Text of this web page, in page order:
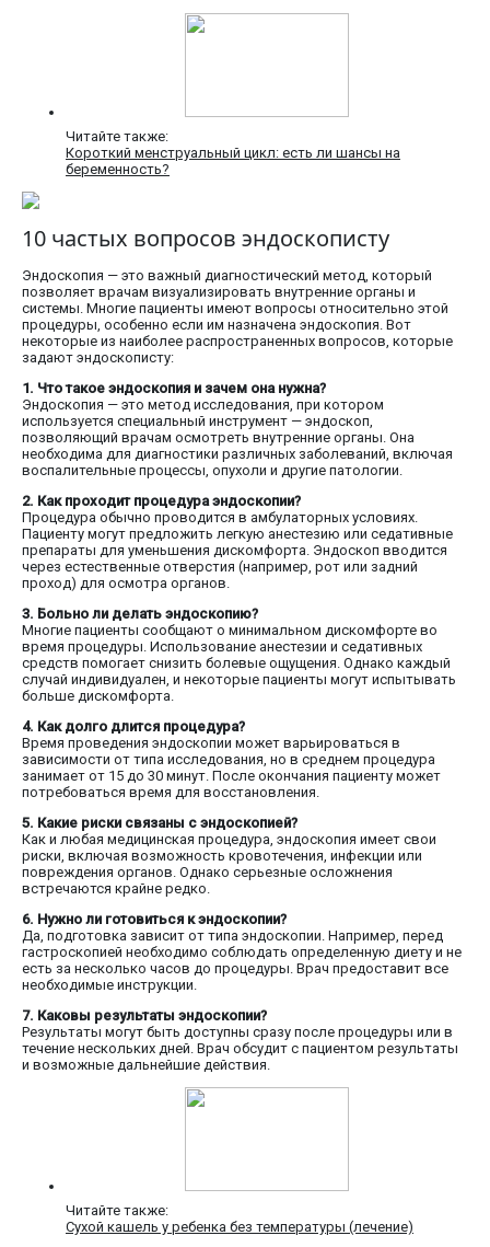
Читайте также:
Короткий менструальный цикл: есть ли шансы на
беременность?
10 частых вопросов эндоскописту
Эндоскопия — это важный диагностический метод, который
позволяет врачам визуализировать внутренние органы и
системы. Многие пациенты имеют вопросы относительно этой
процедуры, особенно если им назначена эндоскопия. Вот
некоторые из наиболее распространенных вопросов, которые
задают эндоскописту:
1. Что такое эндоскопия и зачем она нужна?
Эндоскопия — это метод исследования, при котором
используется специальный инструмент — эндоскоп,
позволяющий врачам осмотреть внутренние органы. Она
необходима для диагностики различных заболеваний, включая
воспалительные процессы, опухоли и другие патологии.
2. Как проходит процедура эндоскопии?
Процедура обычно проводится в амбулаторных условиях.
Пациенту могут предложить легкую анестезию или седативные
препараты для уменьшения дискомфорта. Эндоскоп вводится
через естественные отверстия (например, рот или задний
проход) для осмотра органов.
3. Больно ли делать эндоскопию?
Многие пациенты сообщают о минимальном дискомфорте во
время процедуры. Использование анестезии и седативных
средств помогает снизить болевые ощущения. Однако каждый
случай индивидуален, и некоторые пациенты могут испытывать
больше дискомфорта.
4. Как долго длится процедура?
Время проведения эндоскопии может варьироваться в
зависимости от типа исследования, но в среднем процедура
занимает от 15 до 30 минут. После окончания пациенту может
потребоваться время для восстановления.
5. Какие риски связаны с эндоскопией?
Как и любая медицинская процедура, эндоскопия имеет свои
риски, включая возможность кровотечения, инфекции или
повреждения органов. Однако серьезные осложнения
встречаются крайне редко.
6. Нужно ли готовиться к эндоскопии?
Да, подготовка зависит от типа эндоскопии. Например, перед
гастроскопией необходимо соблюдать определенную диету и не
есть за несколько часов до процедуры. Врач предоставит все
необходимые инструкции.
7. Каковы результаты эндоскопии?
Результаты могут быть доступны сразу после процедуры или в
течение нескольких дней. Врач обсудит с пациентом результаты
и возможные дальнейшие действия.
Читайте также:
Сухой кашель у ребенка без температуры (лечение)